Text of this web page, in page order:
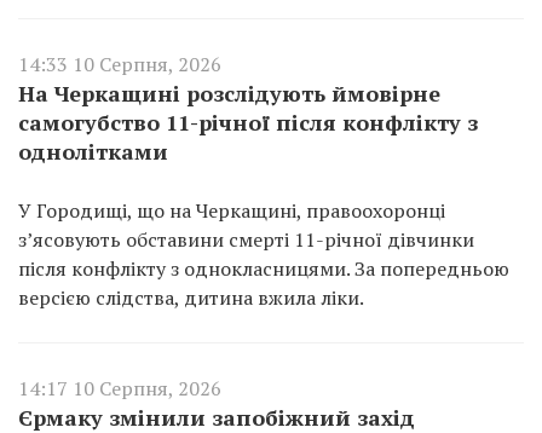
14:33 10 Серпня, 2026
На Черкащині розслідують ймовірне
самогубство 11-річної після конфлікту з
однолітками
У Городищі, що на Черкащині, правоохоронці
з’ясовують обставини смерті 11-річної дівчинки
після конфлікту з однокласницями. За попередньою
версією слідства, дитина вжила ліки.
14:17 10 Серпня, 2026
Єрмаку змінили запобіжний захід